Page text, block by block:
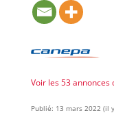
Voir les 53 annonces
Publié: 13 mars 2022 (il